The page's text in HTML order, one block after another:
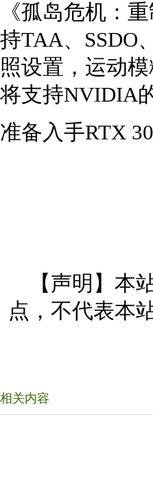
《孤岛危机：
持TAA、SSDO
照设置，运动
将支持NVIDIA
准备入手RTX
【声明】本
点，不代表本
相关内容